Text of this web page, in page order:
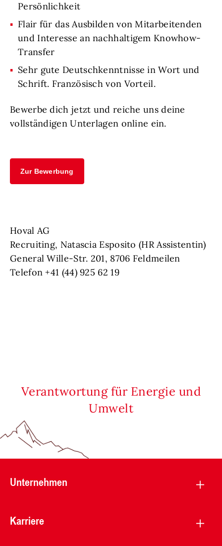
Persönlichkeit
Flair für das Ausbilden von Mitarbeitenden
und Interesse an nachhaltigem Knowhow-
Transfer
Sehr gute Deutschkenntnisse in Wort und
Schrift. Französisch von Vorteil.
Bewerbe dich jetzt und reiche uns deine
vollständigen Unterlagen online ein.
Zur Bewerbung
Hoval AG
Recruiting, Natascia Esposito (HR Assistentin)
General Wille-Str. 201, 8706 Feldmeilen
Telefon +41 (44) 925 62 19
Verantwortung für Energie und
Umwelt
Unternehmen
Karriere